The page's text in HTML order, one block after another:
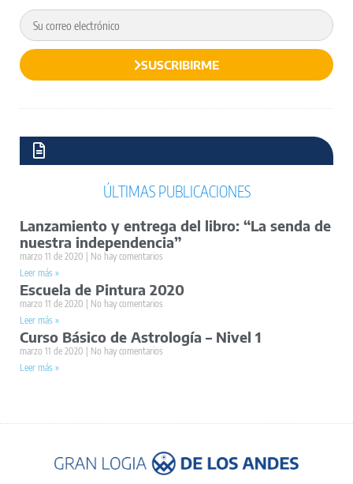
SUSCRIBIRME
ÚLTIMAS PUBLICACIONES
Lanzamiento y entrega del libro: “La senda de
nuestra independencia”
marzo 11 de 2020
No hay comentarios
Leer más »
Escuela de Pintura 2020
marzo 11 de 2020
No hay comentarios
Leer más »
Curso Básico de Astrología – Nivel 1
marzo 11 de 2020
No hay comentarios
Leer más »